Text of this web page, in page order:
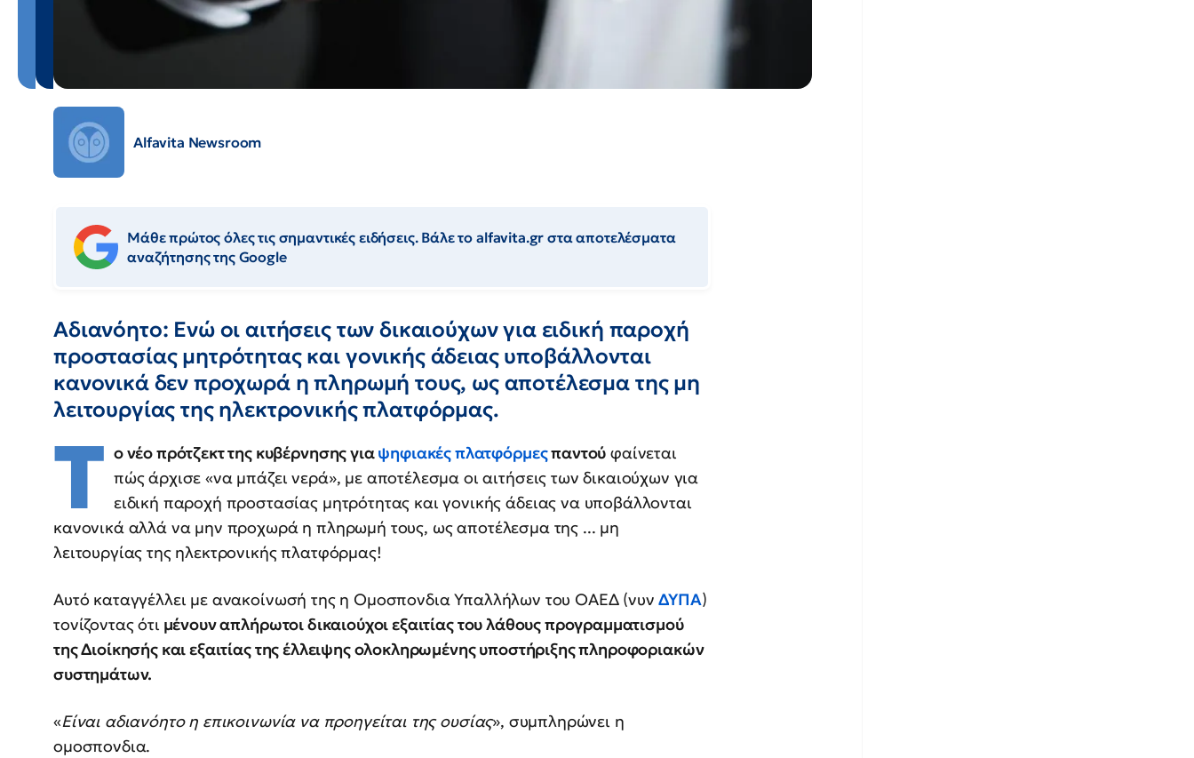
Alfavita Newsroom
Μάθε πρώτος όλες τις σημαντικές ειδήσεις. Βάλε το alfavita.gr στα αποτελέσματα
αναζήτησης της Google
Αδιανόητο: Ενώ οι αιτήσεις των δικαιούχων για ειδική παροχή
προστασίας μητρότητας και γονικής άδειας υποβάλλονται
κανονικά δεν προχωρά η πληρωμή τους, ως αποτέλεσμα της μη
λειτουργίας της ηλεκτρονικής πλατφόρμας.
Τ ο νέο πρότζεκτ της κυβέρνησης γιαψηφιακές πλατφόρμεςπαντού φαίνεται
πώς άρχισε «να μπάζει νερά», με αποτέλεσμα οι αιτήσεις των δικαιούχων για
ειδική παροχή προστασίας μητρότητας και γονικής άδειας να υποβάλλονται
κανονικά αλλά να μην προχωρά η πληρωμή τους, ως αποτέλεσμα της ... μη
λειτουργίας της ηλεκτρονικής πλατφόρμας!
Αυτό καταγγέλλει με ανακοίνωσή της η Ομοσπονδια Υπαλλήλων του ΟΑΕΔ (νυνΔΥΠΑ)
τονίζοντας ότι μένουν απλήρωτοι δικαιούχοι εξαιτίας του λάθους προγραμματισμού
της Διοίκησής και εξαιτίας της έλλειψης ολοκληρωμένης υποστήριξης πληροφοριακών
συστημάτων.
«Είναι αδιανόητο η επικοινωνία να προηγείται της ουσίας», συμπληρώνει η
ομοσπονδια.